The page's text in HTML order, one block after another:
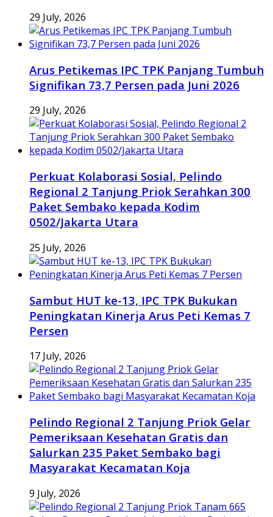
29 July, 2026
Arus Petikemas IPC TPK Panjang Tumbuh
Signifikan 73,7 Persen pada Juni 2026
29 July, 2026
Perkuat Kolaborasi Sosial, Pelindo
Regional 2 Tanjung Priok Serahkan 300
Paket Sembako kepada Kodim
0502/Jakarta Utara
25 July, 2026
Sambut HUT ke-13, IPC TPK Bukukan
Peningkatan Kinerja Arus Peti Kemas 7
Persen
17 July, 2026
Pelindo Regional 2 Tanjung Priok Gelar
Pemeriksaan Kesehatan Gratis dan
Salurkan 235 Paket Sembako bagi
Masyarakat Kecamatan Koja
9 July, 2026